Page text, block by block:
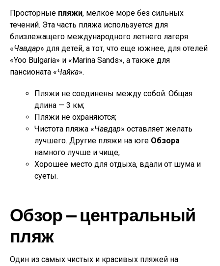
Просторные пляжи, мелкое море без сильных
течений. Эта часть пляжа используется для
близлежащего международного летнего лагеря
«Чавдар» для детей, а тот, что еще южнее, для отелей
«Yoo Bulgaria» и «Marina Sands», а также для
пансионата «Чайка».
Пляжи не соединены между собой. Общая
длина — 3 км;
Пляжи не охраняются;
Чистота пляжа «Чавдар» оставляет желать
лучшего. Другие пляжи на юге Обзора
намного лучше и чище;
Хорошее место для отдыха, вдали от шума и
суеты.
Обзор — центральный
пляж
Один из самых чистых и красивых пляжей на